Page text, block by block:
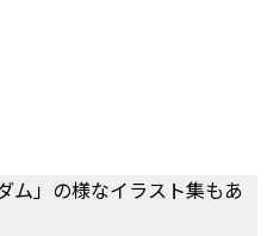
ム」の様なイラスト集もあ